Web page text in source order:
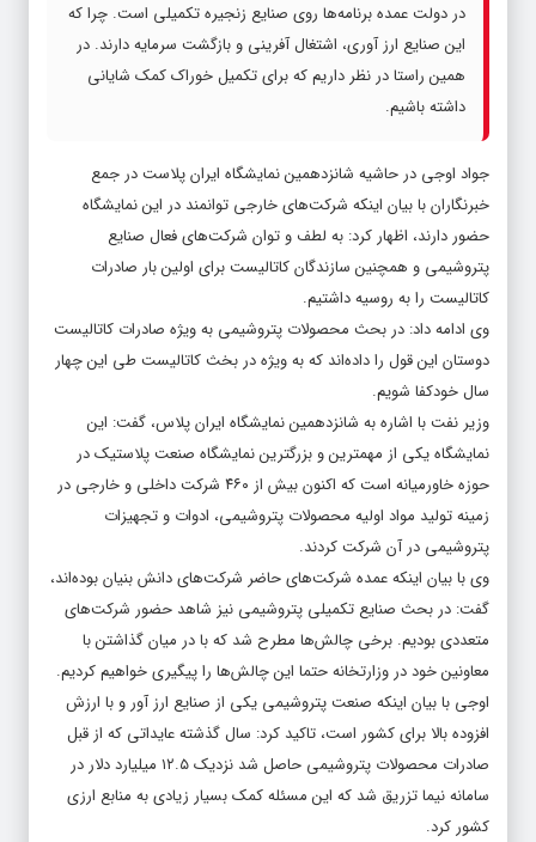
در دولت عمده برنامه‌ها روی صنایع زنجیره تکمیلی است. چرا که
این صنایع ارز آوری، اشتغال آفرینی و بازگشت سرمایه دارند. در
همین راستا در نظر داریم که برای تکمیل خوراک کمک شایانی
داشته باشیم.
جواد اوجی در حاشیه شانزدهمین نمایشگاه ایران پلاست در جمع
خبرنگاران با بیان اینکه شرکت‌های خارجی توانمند در این نمایشگاه
حضور دارند، اظهار کرد: به لطف و توان شرکت‌های فعال صنایع
پتروشیمی و همچنین سازندگان کاتالیست برای اولین بار صادرات
کاتالیست را به روسیه داشتیم.
وی ادامه داد: در بحث محصولات پتروشیمی به ویژه صادرات کاتالیست
دوستان این قول را داده‌اند که به ویژه در بخث کاتالیست طی این چهار
سال خودکفا شویم.
وزیر نفت با اشاره به شانزدهمین نمایشگاه ایران پلاس، گفت: این
نمایشگاه یکی از مهمترین و بزرگترین نمایشگاه صنعت پلاستیک در
حوزه خاورمیانه است که اکنون بیش از ۴۶۰ شرکت داخلی و خارجی در
زمینه تولید مواد اولیه محصولات پتروشیمی، ادوات و تجهیزات
پتروشیمی در آن شرکت کردند.
وی با بیان اینکه عمده شرکت‌های حاضر شرکت‌های دانش بنیان بوده‌اند،
گفت: در بحث صنایع تکمیلی پتروشیمی نیز شاهد حضور شرکت‌های
متعددی بودیم. برخی چالش‌ها مطرح شد که با در میان گذاشتن با
معاونین خود در وزارتخانه حتما این چالش‌ها را پیگیری خواهیم کردیم.
اوجی با بیان اینکه صنعت پتروشیمی یکی از صنایع ارز آور و با ارزش
افزوده بالا برای کشور است، تاکید کرد: سال گذشته عایداتی که از قبل
صادرات محصولات پتروشیمی حاصل شد نزدیک ۱۲.۵ میلیارد دلار در
سامانه نیما تزریق شد که این مسئله کمک بسیار زیادی به منابع ارزی
کشور کرد.